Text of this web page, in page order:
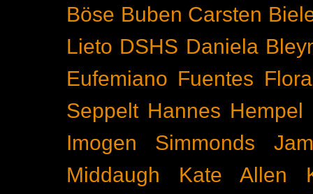
Böse Buben Carsten
Lieto DSHS Daniela
Eufemiano Fuentes
Seppelt Hannes Hempel
Imogen Simmonds
Middaugh
Kate Allen